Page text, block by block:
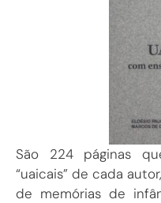
São 224 páginas
“uaicais” de cada
de memórias de